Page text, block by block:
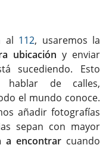
al 112, usaremos la
ubicación y enviar
sucediendo. Esto
hablar de calles,
el mundo conoce.
añadir fotografías
sepan con mayor
a encontrar cuando